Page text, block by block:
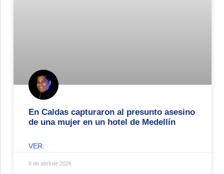
En Caldas capturaron al presunto asesino
de una mujer en un hotel de Medellín
VER.
8 de abril de 2026